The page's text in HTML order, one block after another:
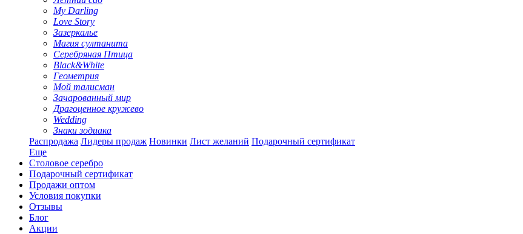
My Darling
Love Story
Зазеркалье
Магия султанита
Серебряная Птица
Black&White
Геометрия
Мой талисман
Зачарованный мир
Драгоценное кружево
Wedding
Знаки зодиака
Распродажа Лидеры продаж Новинки Лист желаний Подарочный сертификат
Еще
Столовое серебро
Подарочный сертификат
Продажи оптом
Условия покупки
Отзывы
Блог
Акции